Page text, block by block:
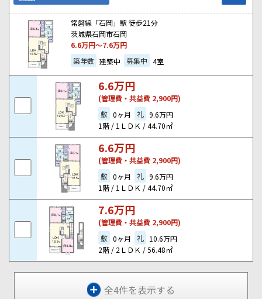
常磐線「石岡」駅 徒歩21分
茨城県石岡市石岡
6.6万円～7.6万円
築年数 建築中 募集中 4室
6.6万円
(管理費・共益費 2,900円)
敷 0ヶ月 礼 9.6万円
1階 / 1ＬＤＫ / 44.70㎡
6.6万円
(管理費・共益費 2,900円)
敷 0ヶ月 礼 9.6万円
1階 / 1ＬＤＫ / 44.70㎡
7.6万円
(管理費・共益費 2,900円)
敷 0ヶ月 礼 10.6万円
2階 / 2ＬＤＫ / 56.48㎡
全4件を表示する